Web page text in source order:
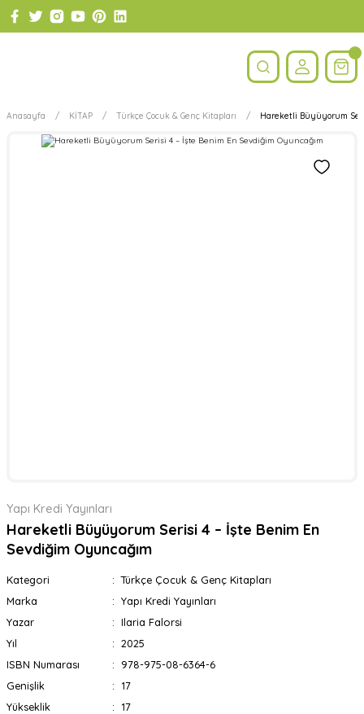
Anasayfa KİTAP Türkçe Çocuk & Genç Kitapları Hareketli Büyüyorum
Yapı Kredi Yayınları
Hareketli Büyüyorum Serisi 4 – İşte Benim En
Sevdiğim Oyuncağım
Kategori
Türkçe Çocuk & Genç Kitapları
Marka
Yapı Kredi Yayınları
Yazar
Ilaria Falorsi
Yıl
2025
ISBN Numarası
978-975-08-6364-6
Genişlik
17
Yükseklik
17